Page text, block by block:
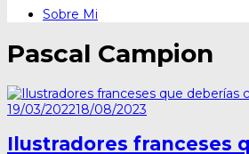
Sobre Mi
Pascal Campion
19/03/202218/08/2023
Ilustradores franceses